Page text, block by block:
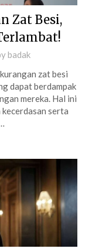
Zat Besi,
badak
zat besi
dapat berdampak
mereka. Hal ini
serta